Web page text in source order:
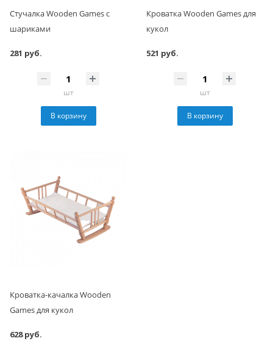
Стучалка Wooden Games с
шариками
281 руб.
шт
В корзину
Кроватка Wooden Games для
кукол
521 руб.
шт
В корзину
Кроватка-качалка Wooden
Games для кукол
628 руб.